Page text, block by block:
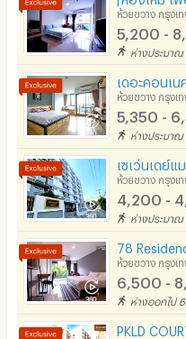
ห้วยขวาง กรุงเ
5,200 -
ห่างประมาณ
เดอะคอนเ
ห้วยขวาง กรุงเ
5,350 -
ห่างประมาณ
เซเว่นเดย์แ
ห้วยขวาง กรุงเ
4,200 -
ห่างประมาณ
ห้วยขวาง กรุงเ
6,500 -
ห่างออกไป
PKLD